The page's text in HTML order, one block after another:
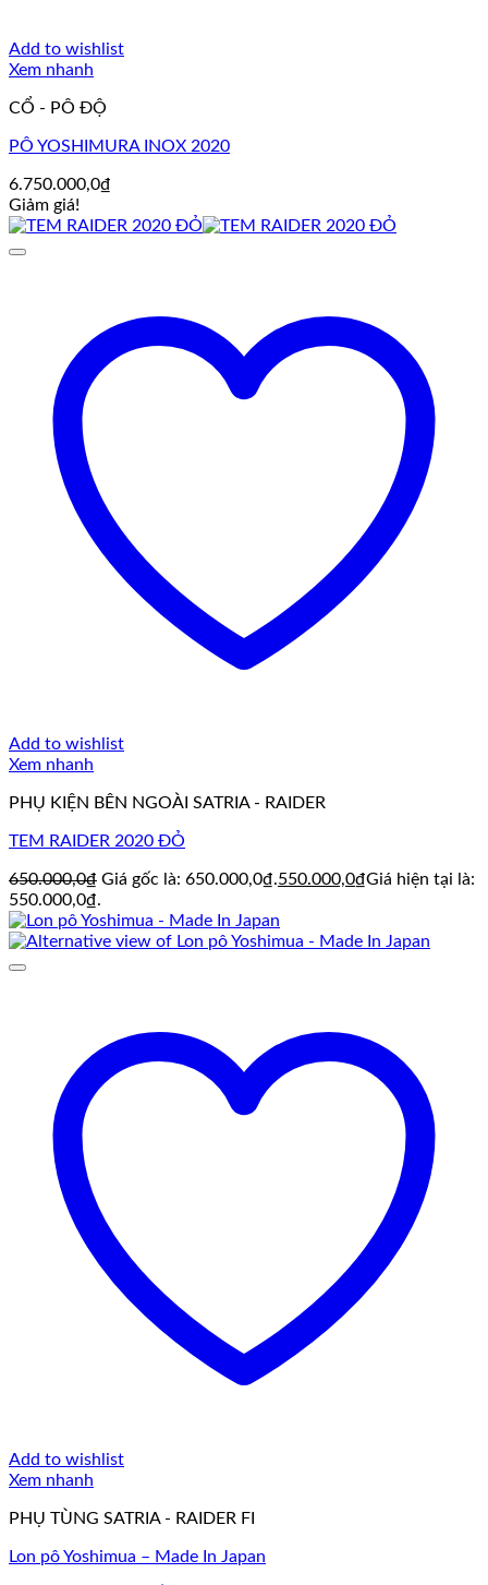
Add to wishlist
Xem nhanh
CỔ - PÔ ĐỘ
PÔ YOSHIMURA INOX 2020
6.750.000,0₫
Giảm giá!
Add to wishlist
Xem nhanh
PHỤ KIỆN BÊN NGOÀI SATRIA - RAIDER
TEM RAIDER 2020 ĐỎ
650.000,0₫ Giá gốc là: 650.000,0₫.550.000,0₫Giá hiện tại là:
550.000,0₫.
Add to wishlist
Xem nhanh
PHỤ TÙNG SATRIA - RAIDER FI
Lon pô Yoshimua – Made In Japan